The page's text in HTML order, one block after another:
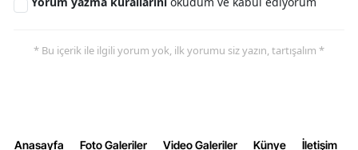
* Bu içerik ile ilgili yorum yok, ilk yorumu siz yazın, tartışalım *
Anasayfa Foto Galeriler Video Galeriler Künye İletişim